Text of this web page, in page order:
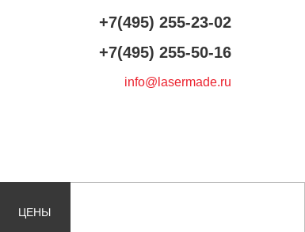
+7(495) 255-23-02
+7(495) 255-50-16
info@lasermade.ru
ЦЕНЫ